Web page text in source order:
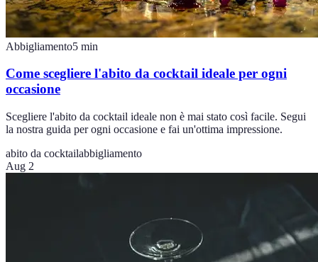
Abbigliamento5 min
Come scegliere l'abito da cocktail ideale per ogni
occasione
Scegliere l'abito da cocktail ideale non è mai stato così facile. Segui
la nostra guida per ogni occasione e fai un'ottima impressione.
abito da cocktailabbigliamento
Aug 2